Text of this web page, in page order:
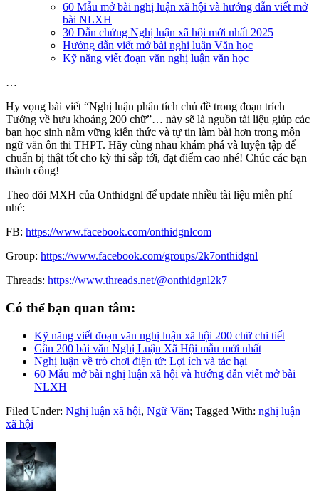
60 Mẫu mở bài nghị luận xã hội và hướng dẫn viết mở
bài NLXH
30 Dẫn chứng Nghị luận xã hội mới nhất 2025
Hướng dẫn viết mở bài nghị luận Văn học
Kỹ năng viết đoạn văn nghị luận văn học
…
Hy vọng bài viết “Nghị luận phân tích chủ đề trong đoạn trích
Tướng về hưu khoảng 200 chữ”… này sẽ là nguồn tài liệu giúp các
bạn học sinh nắm vững kiến thức và tự tin làm bài hơn trong môn
ngữ văn ôn thi THPT. Hãy cùng nhau khám phá và luyện tập để
chuẩn bị thật tốt cho kỳ thi sắp tới, đạt điểm cao nhé! Chúc các bạn
thành công!
Theo dõi MXH của Onthidgnl để update nhiều tài liệu miễn phí
nhé:
FB: https://www.facebook.com/onthidgnlcom
Group: https://www.facebook.com/groups/2k7onthidgnl
Threads: https://www.threads.net/@onthidgnl2k7
Có thể bạn quan tâm:
Kỹ năng viết đoạn văn nghị luận xã hội 200 chữ chi tiết
Gần 200 bài văn Nghị Luận Xã Hội mẫu mới nhất
Nghị luận về trò chơi điện tử: Lợi ích và tác hại
60 Mẫu mở bài nghị luận xã hội và hướng dẫn viết mở bài
NLXH
Filed Under: Nghị luận xã hội, Ngữ Văn; Tagged With: nghị luận
xã hội